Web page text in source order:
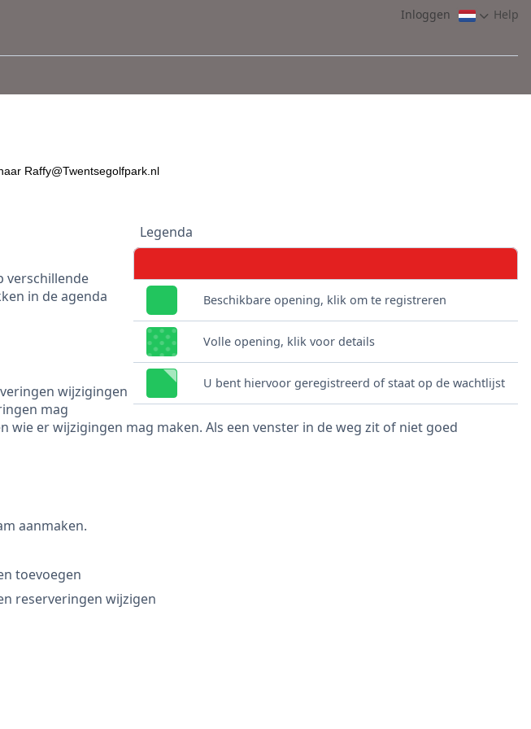
Inloggen Help
Raffy@Twentsegolfpark.nl
Legenda
Beschikbare opening, klik om te registreren
Volle opening, klik voor details
U bent hiervoor geregistreerd of staat op de wachtlijst
verschillende
in de agenda
wijzigingen
mag
er wijzigingen mag maken. Als een venster in de weg zit of niet goed
aanmaken.
toevoegen
reserveringen wijzigen